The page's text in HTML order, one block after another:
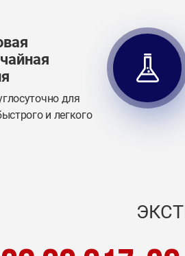
для
и легкого